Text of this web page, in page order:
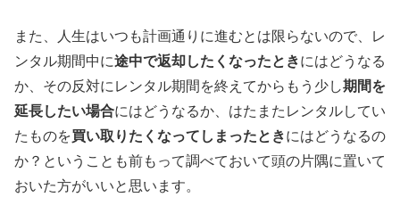
また、人生はいつも計画通りに進むとは限らないので、レ
ンタル期間中に途中で返却したくなったときにはどうなる
か、その反対にレンタル期間を終えてからもう少し期間を
延長したい場合にはどうなるか、はたまたレンタルしてい
たものを買い取りたくなってしまったときにはどうなるの
か？ということも前もって調べておいて頭の片隅に置いて
おいた方がいいと思います。